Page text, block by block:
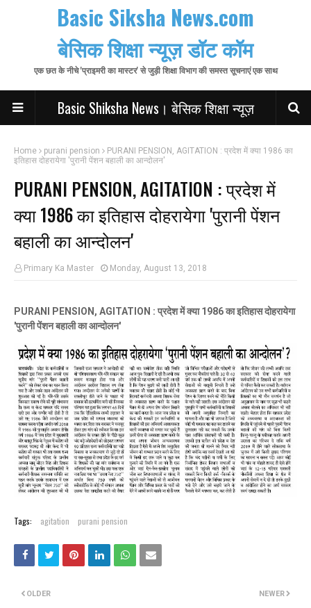
Basic Siksha News.com
बेसिक शिक्षा न्यूज़ डॉट कॉम
एक छत के नीचे 'प्राइमरी का मास्टर' से जुड़ी शिक्षा विभाग की समस्त सूचनाएं एक साथ
Basic Shiksha News। बेसिक शिक्षा न्यूज़
Home purani pension
PURANI PENSION, AGITATION : प्रदेश में क्या 1986 का
इतिहास दोहरायेगा 'पुरानी पेंशन बहाली का आन्दोलन'
PURANI PENSION, AGITATION : प्रदेश में
क्या 1986 का इतिहास दोहरायेगा 'पुरानी पेंशन
बहाली का आन्दोलन'
Primary Ka Master Monday, August 13, 2018
PURANI PENSION, AGITATION : प्रदेश में क्या 1986 का इतिहास दोहरायेगा
'पुरानी पेंशन बहाली का आन्दोलन'
Tags: agitation purani pension
NEWER
OLDER